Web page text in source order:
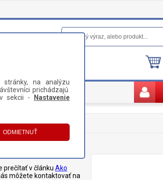
prečítať v článku Ako
môžete kontaktovať na
na analýzu
prichádzajú.
sekcii -
Nastavenie